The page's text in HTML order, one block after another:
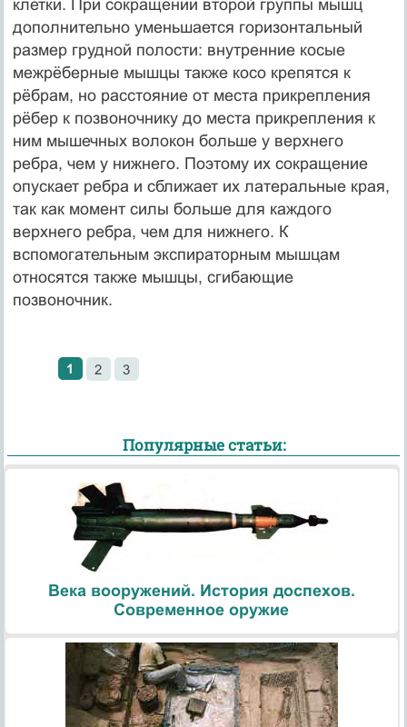
клетки. При сокращении второй группы мышц
дополнительно уменьшается горизонтальный
размер грудной полости: внутренние косые
межрёберные мышцы также косо крепятся к
рёбрам, но расстояние от места прикрепления
рёбер к позвоночнику до места прикрепления к
ним мышечных волокон больше у верхнего
ребра, чем у нижнего. Поэтому их сокращение
опускает ребра и сближает их латеральные края,
так как момент силы больше для каждого
верхнего ребра, чем для нижнего. К
вспомогательным экспираторным мышцам
относятся также мышцы, сгибающие
позвоночник.
1 2 3
Популярные статьи:
Века вооружений. История доспехов.
Современное оружие